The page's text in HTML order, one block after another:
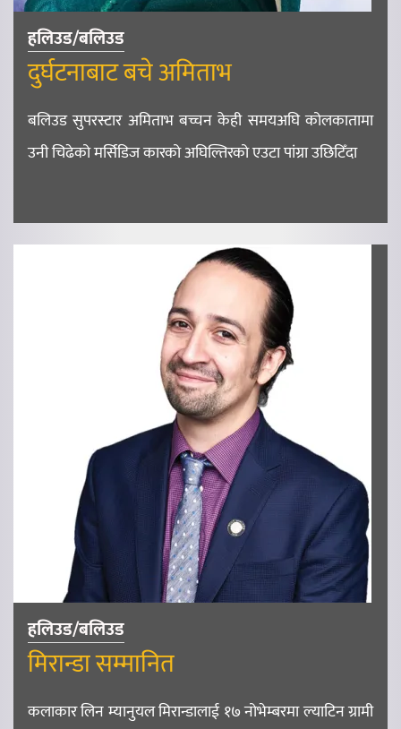
हलिउड/बलिउड
दुर्घटनाबाट बचे अमिताभ
बलिउड सुपरस्टार अमिताभ बच्चन केही समयअघि कोलकातामा
उनी चिढेको मर्सिडिज कारको अघिल्तिरको एउटा पांग्रा उछिटिँदा
हलिउड/बलिउड
मिरान्डा सम्मानित
कलाकार लिन म्यानुयल मिरान्डालाई १७ नोभेम्बरमा ल्याटिन ग्रामी